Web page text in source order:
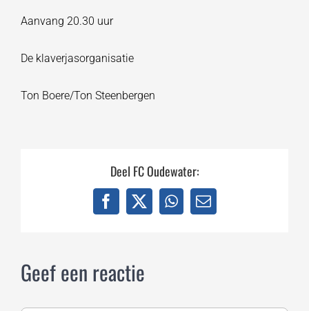
Aanvang 20.30 uur
De klaverjasorganisatie
Ton Boere/Ton Steenbergen
Deel FC Oudewater:
Facebook
X WhatsApp
E-
Geef een reactie